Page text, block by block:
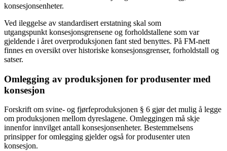
konsesjonsenheter.
Ved ileggelse av standardisert erstatning skal som
utgangspunkt konsesjonsgrensene og forholdstallene som var
gjeldende i året overproduksjonen fant sted benyttes. På FM-nett
finnes en oversikt over historiske konsesjonsgrenser, forholdstall og
satser.
Omlegging av produksjonen for produsenter med
konsesjon
Forskrift om svine- og fjørfeproduksjonen § 6 gjør det mulig å legge
om produksjonen mellom dyreslagene. Omleggingen må skje
innenfor innvilget antall konsesjonsenheter. Bestemmelsens
prinsipper for omlegging gjelder også for produsenter uten
konsesjon.